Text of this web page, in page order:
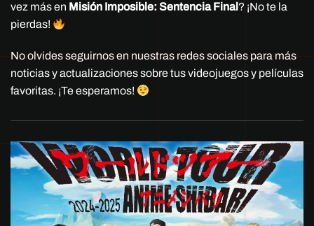
vez más en Misión Imposible: Sentencia Final ? ¡No te la
pierdas!
No olvides seguirnos en nuestras redes sociales para más
noticias y actualizaciones sobre tus videojuegos y películas
favoritas. ¡Te esperamos!